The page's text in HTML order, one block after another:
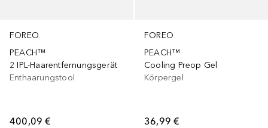
FOREO
PEACH™
2 IPL-Haarentfernungsgerät
Enthaarungstool
400,09 €
FOREO
PEACH™
Cooling Preop Gel
Körpergel
36,99 €